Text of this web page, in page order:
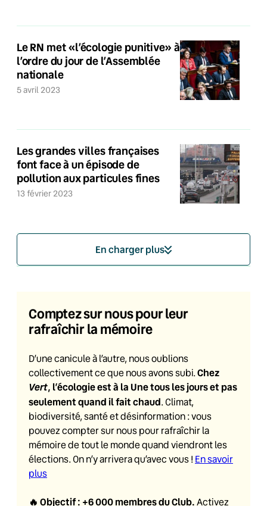
Le RN met «l’écologie punitive» à
l’ordre du jour de l’Assemblée
nationale
5 avril 2023
Les grandes villes françaises
font face à un épisode de
pollution aux particules fines
13 février 2023
En charger plus
Comptez sur nous pour leur
rafraîchir la mémoire
D’une canicule à l’autre, nous oublions
collectivement ce que nous avons subi.Chez
Vert, l’écologie est à la Une tous les jours et pas
seulement quand il fait chaud. Climat,
biodiversité, santé et désinformation : vous
pouvez compter sur nous pour rafraîchir la
mémoire de tout le monde quand viendront les
élections. On n’y arrivera qu’avec vous ! En savoir
plus
🔥 Objectif : +6 000 membres du Club. Activez